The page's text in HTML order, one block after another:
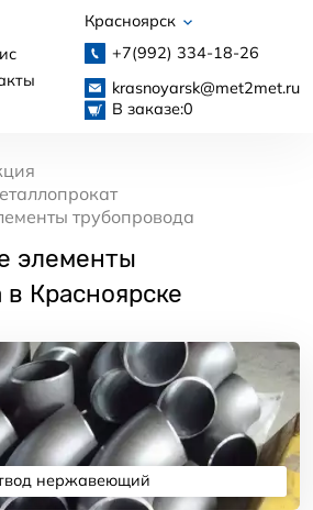
Красноярск
+7(992) 334-18-26
krasnoyarsk@met2met.ru
В заказе:0
трубопровода
элементы
Красноярске
нержавеющий
Подробнее